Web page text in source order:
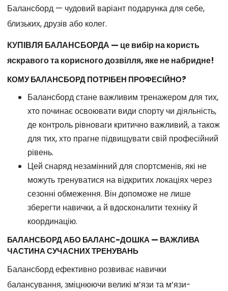
Балансборд — чудовий варіант подарунка для себе,
близьких, друзів або колег.
КУПІВЛЯ БАЛАНСБОРДА — це вибір на користь
яскравого та корисного дозвілля, яке не набридне!
КОМУ БАЛАНСБОРД ПОТРІБЕН ПРОФЕСІЙНО?
Балансборд стане важливим тренажером для тих,
хто починає освоювати види спорту чи діяльність,
де контроль рівноваги критично важливий, а також
для тих, хто прагне підвищувати свій професійний
рівень.
Цей снаряд незамінний для спортсменів, які не
можуть тренуватися на відкритих локаціях через
сезонні обмеження. Він допоможе не лише
зберегти навички, а й вдосконалити техніку й
координацію.
БАЛАНСБОРД АБО БАЛАНС-ДОШКА — ВАЖЛИВА
ЧАСТИНА СУЧАСНИХ ТРЕНУВАНЬ
Балансборд ефективно розвиває навички
балансування, зміцнюючи великі м’язи та м’язи-